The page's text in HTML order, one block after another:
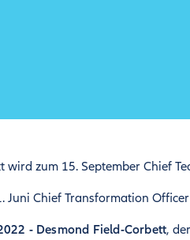
wird zum 15. September Chief
Juni Chief Transformation Officer
- Desmond Field-Corbett,